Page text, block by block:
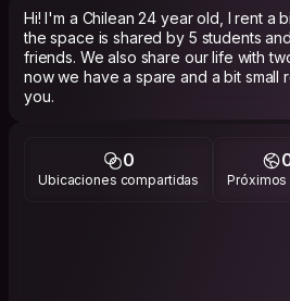
Hi! I'm a Chilean 24 year old, I rent a
the space is shared by 5 students
friends. We also share our life with
now we have a spare and a bit small
you.
0
Ubicaciones compartidas Próximos